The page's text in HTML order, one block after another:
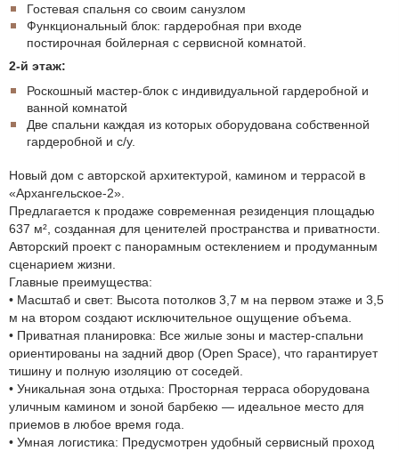
Гостевая спальня со своим санузлом
Функциональный блок: гардеробная при входе
постирочная бойлерная с сервисной комнатой.
2-й этаж:
Роскошный мастер-блок с индивидуальной гардеробной и
ванной комнатой
Две спальни каждая из которых оборудована собственной
гардеробной и с/у.
Новый дом с авторской архитектурой, камином и террасой в
«Архангельское-2».
Предлагается к продаже современная резиденция площадью
637 м², созданная для ценителей пространства и приватности.
Авторский проект с панорамным остеклением и продуманным
сценарием жизни.
Главные преимущества:
• Масштаб и свет: Высота потолков 3,7 м на первом этаже и 3,5
м на втором создают исключительное ощущение объема.
• Приватная планировка: Все жилые зоны и мастер-спальни
ориентированы на задний двор (Open Space), что гарантирует
тишину и полную изоляцию от соседей.
• Уникальная зона отдыха: Просторная терраса оборудована
уличным камином и зоной барбекю — идеальное место для
приемов в любое время года.
• Умная логистика: Предусмотрен удобный сервисный проход